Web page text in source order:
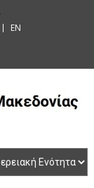
EN